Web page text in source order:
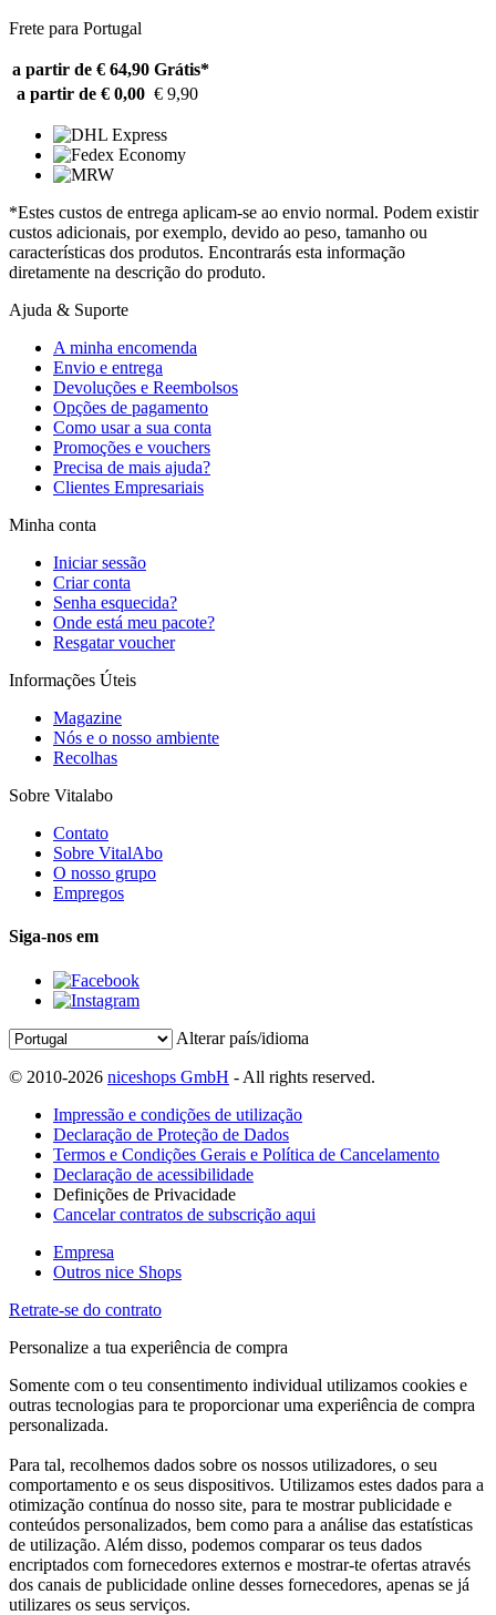
Frete para Portugal
a partir de € 64,90 Grátis*
a partir de € 0,00 € 9,90
*Estes custos de entrega aplicam-se ao envio normal. Podem existir
custos adicionais, por exemplo, devido ao peso, tamanho ou
características dos produtos. Encontrarás esta informação
diretamente na descrição do produto.
Ajuda & Suporte
A minha encomenda
Envio e entrega
Devoluções e Reembolsos
Opções de pagamento
Como usar a sua conta
Promoções e vouchers
Precisa de mais ajuda?
Clientes Empresariais
Minha conta
Iniciar sessão
Criar conta
Senha esquecida?
Onde está meu pacote?
Resgatar voucher
Informações Úteis
Magazine
Nós e o nosso ambiente
Recolhas
Sobre Vitalabo
Contato
Sobre VitalAbo
O nosso grupo
Empregos
Siga-nos em
Alterar país/idioma
© 2010-2026 niceshops GmbH - All rights reserved.
Impressão e condições de utilização
Declaração de Proteção de Dados
Termos e Condições Gerais e Política de Cancelamento
Declaração de acessibilidade
Definições de Privacidade
Cancelar contratos de subscrição aqui
Empresa
Outros nice Shops
Retrate-se do contrato
Personalize a tua experiência de compra
Somente com o teu consentimento individual utilizamos cookies e
outras tecnologias para te proporcionar uma experiência de compra
personalizada.
Para tal, recolhemos dados sobre os nossos utilizadores, o seu
comportamento e os seus dispositivos. Utilizamos estes dados para a
otimização contínua do nosso site, para te mostrar publicidade e
conteúdos personalizados, bem como para a análise das estatísticas
de utilização. Além disso, podemos comparar os teus dados
encriptados com fornecedores externos e mostrar-te ofertas através
dos canais de publicidade online desses fornecedores, apenas se já
utilizares os seus serviços.